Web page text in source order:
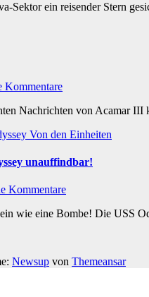
Sektor ein reisender Stern
Kommentare
Nachrichten von Acamar
Von den Einheiten
unauffindbar!
Kommentare
wie eine Bombe! Die USS
Newsup von Themeansar